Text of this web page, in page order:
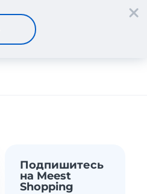
Подпишитесь
на Meest
Shopping